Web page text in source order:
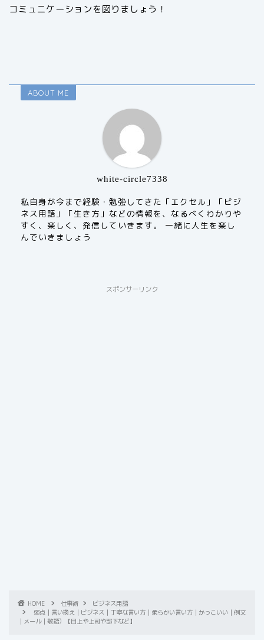
コミュニケーションを図りましょう！
ABOUT ME
white-circle7338
私自身が今まで経験・勉強してきた「エクセル」「ビジ
ネス用語」「生き方」などの情報を、なるべくわかりや
すく、楽しく、発信していきます。 一緒に人生を楽し
んでいきましょう
スポンサーリンク
HOME 仕事術
ビジネス用語
弱点｜言い換え｜ビジネス｜丁寧な言い方｜柔らかい言い方｜かっこいい｜例文
｜メール｜敬語）【目上や上司や部下など】